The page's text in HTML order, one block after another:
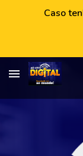
Caso